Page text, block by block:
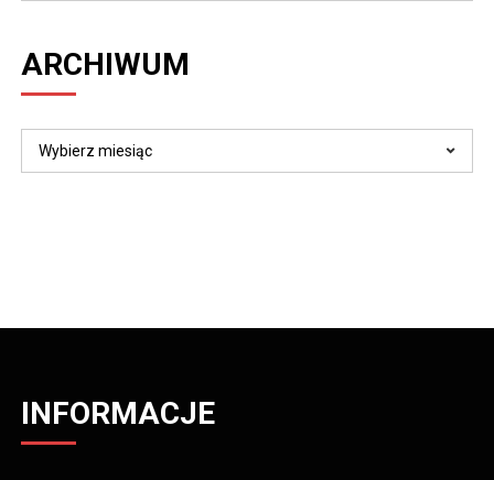
ARCHIWUM
INFORMACJE